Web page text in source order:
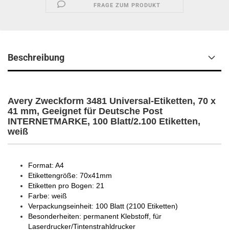
FRAGE ZUM PRODUKT
Beschreibung
Avery Zweckform 3481 Universal-Etiketten, 70 x
41 mm, Geeignet für Deutsche Post
INTERNETMARKE, 100 Blatt/2.100 Etiketten,
weiß
Format: A4
Etikettengröße: 70x41mm
Etiketten pro Bogen: 21
Farbe: weiß
Verpackungseinheit: 100 Blatt (2100 Etiketten)
Besonderheiten: permanent Klebstoff, für
Laserdrucker/Tintenstrahldrucker